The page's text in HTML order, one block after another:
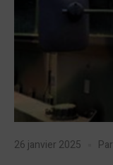
26 janvier 2025 Par